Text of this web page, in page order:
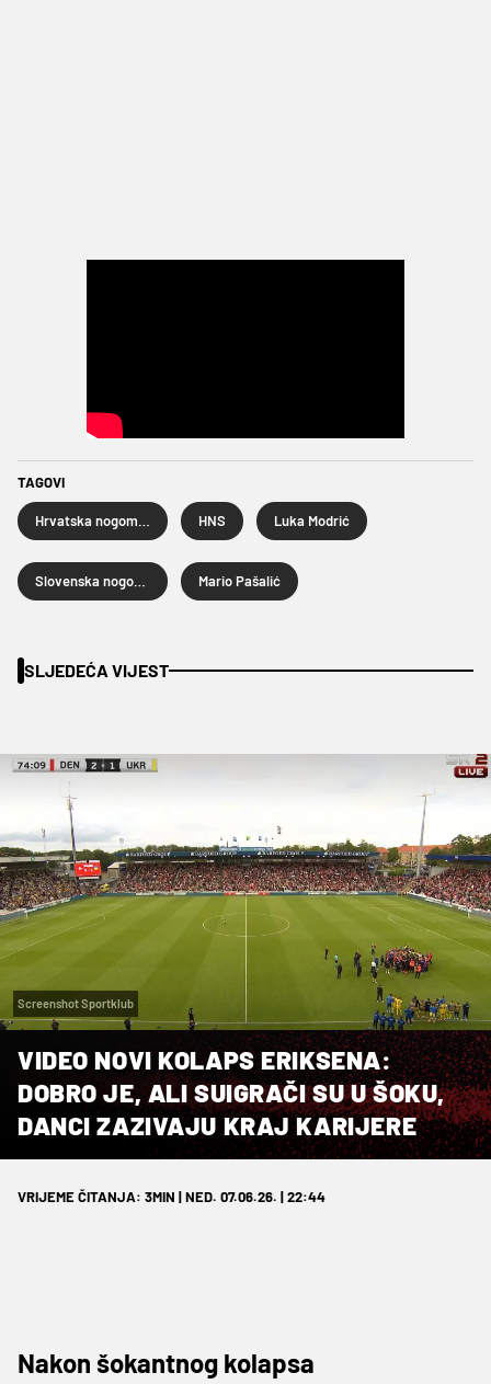
TAGOVI
HNS Luka Modrić
Mario Pašalić
SLJEDEĆA VIJEST
Screenshot Sportklub
VIDEO NOVI KOLAPS ERIKSENA:
DOBRO JE, ALI SUIGRAČI SU U ŠOKU,
DANCI ZAZIVAJU KRAJ KARIJERE
VRIJEME ČITANJA: 3MIN | NED. 07.06.26. | 22:44
Nakon šokantnog kolapsa